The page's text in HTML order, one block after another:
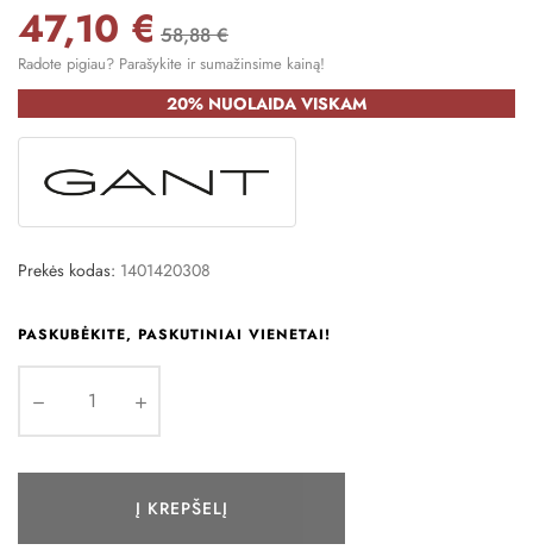
47,10 € 58,88 €
Radote pigiau? Parašykite ir sumažinsime kainą!
20% NUOLAIDA VISKAM
Prekės kodas: 1401420308
PASKUBĖKITE, PASKUTINIAI VIENETAI!
Į KREPŠELĮ